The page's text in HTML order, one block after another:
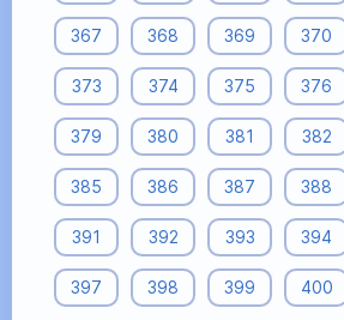
367 368 369 370
373 374 375 376
379 380 381 382
385 386 387 388
391 392 393 394
397 398 399 400